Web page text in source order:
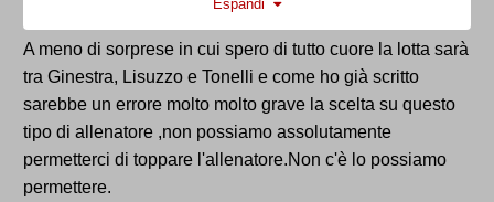
Espandi
A meno di sorprese in cui spero di tutto cuore la lotta sarà
tra Ginestra, Lisuzzo e Tonelli e come ho già scritto
sarebbe un errore molto molto grave la scelta su questo
tipo di allenatore ,non possiamo assolutamente
permetterci di toppare l'allenatore.Non c'è lo possiamo
permettere.